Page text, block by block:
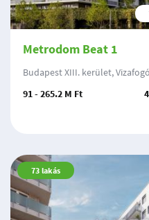
Metrodom Beat 1
Budapest XIII. kerület,
91 - 265.2 M Ft
73 lakás